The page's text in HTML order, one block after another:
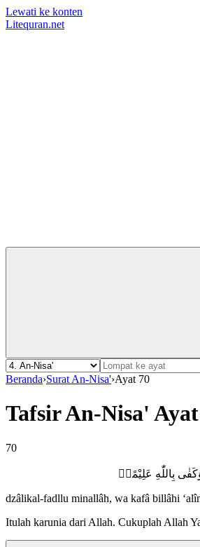
Lewati ke konten
Litequran.net
Beranda›Surat An-Nisa'›Ayat 70
Tafsir An-Nisa'
70
بِاللّٰهِ عَلِيْمًاࣖ
dzâlikal-fadllu minallâh, wa kafâ billâhi
Itulah karunia dari Allah. Cukuplah Allah